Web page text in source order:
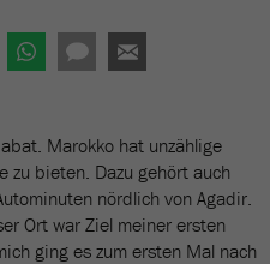
Marokko hat unzählige
zu bieten. Dazu gehört auch
nördlich von Agadir.
Ort war Ziel meiner ersten
ging es zum ersten Mal nach